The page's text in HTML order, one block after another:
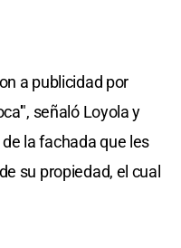
a publicidad por
señaló Loyola y
la fachada que les
su propiedad, el cual